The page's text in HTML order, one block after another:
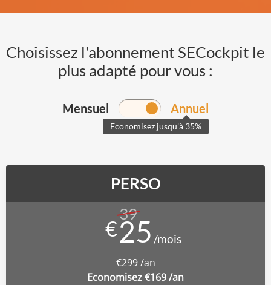
Choisissez l'abonnement SECockpit le
plus adapté pour vous :
Mensuel Annuel
Economisez jusqu'à 35%
PERSO
39
€
€299 /an
Economisez €169 /an